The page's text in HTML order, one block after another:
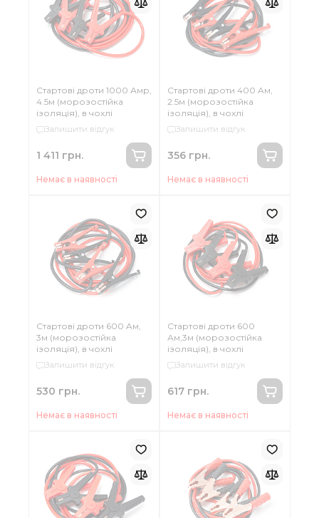
Стартові дроти 1000 Амр,
4.5м (морозостійка
ізоляція), в чохлі
Залишити відгук
1 411 грн.
Немає в наявності
Стартові дроти 400 Aм,
2.5м (морозостійка
ізоляція), в чохлі
Залишити відгук
356 грн.
Немає в наявності
Стартові дроти 600 Aм,
3м (морозостійка
ізоляція), в чохлі
Залишити відгук
530 грн.
Немає в наявності
Стартові дроти 600
Ам,3м (морозостійка
ізоляція), в чохлі
Залишити відгук
617 грн.
Немає в наявності